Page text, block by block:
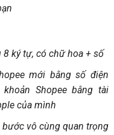
ký tự, có chữ hoa + số
mới bằng số điện
Shopee bằng tài
của mình
vô cùng quan trọng